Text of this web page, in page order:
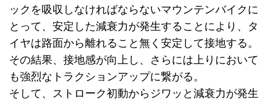
ックを吸収しなければならないマウンテンバイクに
とって、安定した減衰力が発生することにより、タ
イヤは路面から離れること無く安定して接地する。
その結果、接地感が向上し、さらには上りにおいて
も強烈なトラクションアップに繋がる。
そして、ストローク初動からジワッと減衰力が発生